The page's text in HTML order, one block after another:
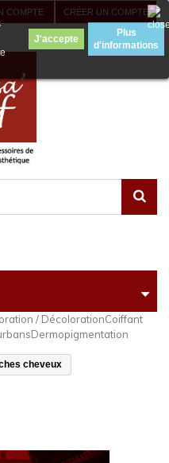
COMPTE CRÉER UN COMPTE
Plus
d'informations
/ DécolorationCoiffant
Dermopigmentation
cheveux